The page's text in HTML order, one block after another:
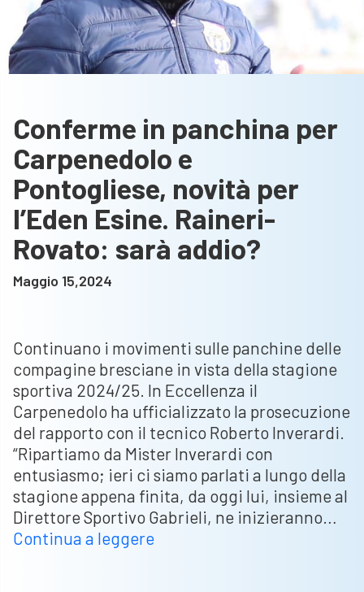
Conferme in panchina per
Carpenedolo e
Pontogliese, novità per
l’Eden Esine. Raineri-
Rovato: sarà addio?
Maggio 15,2024
Continuano i movimenti sulle panchine delle
compagine bresciane in vista della stagione
sportiva 2024/25. In Eccellenza il
Carpenedolo ha ufficializzato la prosecuzione
del rapporto con il tecnico Roberto Inverardi.
“Ripartiamo da Mister Inverardi con
entusiasmo; ieri ci siamo parlati a lungo della
stagione appena finita, da oggi lui, insieme al
Direttore Sportivo Gabrieli, ne inizieranno…
Continua a leggereConferme